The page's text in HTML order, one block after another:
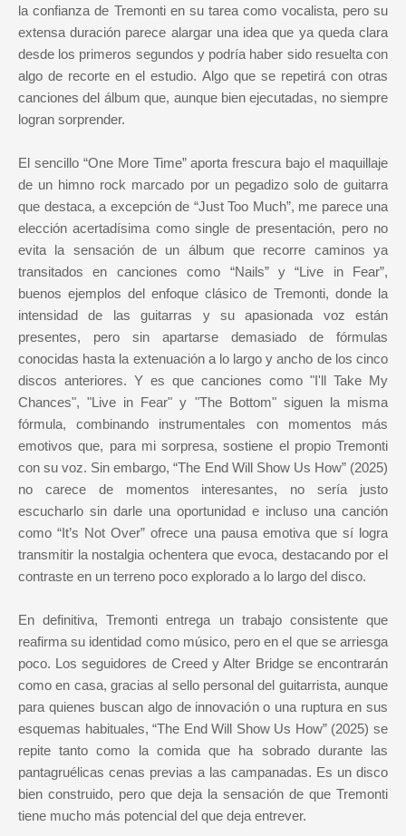
la confianza de Tremonti en su tarea como vocalista, pero su
extensa duración parece alargar una idea que ya queda clara
desde los primeros segundos y podría haber sido resuelta con
algo de recorte en el estudio. Algo que se repetirá con otras
canciones del álbum que, aunque bien ejecutadas, no siempre
logran sorprender.
El sencillo “One More Time” aporta frescura bajo el maquillaje
de un himno rock marcado por un pegadizo solo de guitarra
que destaca, a excepción de “Just Too Much”, me parece una
elección acertadísima como single de presentación, pero no
evita la sensación de un álbum que recorre caminos ya
transitados en canciones como “Nails” y “Live in Fear”,
buenos ejemplos del enfoque clásico de Tremonti, donde la
intensidad de las guitarras y su apasionada voz están
presentes, pero sin apartarse demasiado de fórmulas
conocidas hasta la extenuación a lo largo y ancho de los cinco
discos anteriores. Y es que canciones como "I'll Take My
Chances", "Live in Fear" y "The Bottom" siguen la misma
fórmula, combinando instrumentales con momentos más
emotivos que, para mi sorpresa, sostiene el propio Tremonti
con su voz. Sin embargo, “The End Will Show Us How” (2025)
no carece de momentos interesantes, no sería justo
escucharlo sin darle una oportunidad e incluso una canción
como “It’s Not Over” ofrece una pausa emotiva que sí logra
transmitir la nostalgia ochentera que evoca, destacando por el
contraste en un terreno poco explorado a lo largo del disco.
En definitiva, Tremonti entrega un trabajo consistente que
reafirma su identidad como músico, pero en el que se arriesga
poco. Los seguidores de Creed y Alter Bridge se encontrarán
como en casa, gracias al sello personal del guitarrista, aunque
para quienes buscan algo de innovación o una ruptura en sus
esquemas habituales, “The End Will Show Us How” (2025) se
repite tanto como la comida que ha sobrado durante las
pantagruélicas cenas previas a las campanadas. Es un disco
bien construido, pero que deja la sensación de que Tremonti
tiene mucho más potencial del que deja entrever.